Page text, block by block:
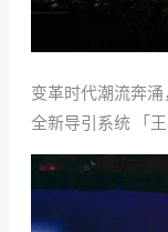
变革时代潮流奔
全新导引系统 「